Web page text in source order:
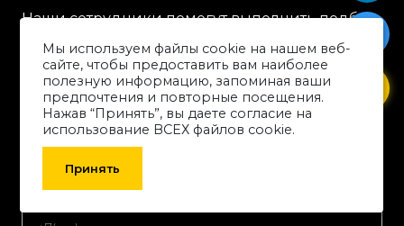
Наши сотрудники помогут выполнить подбор
требований
Мы используем файлы cookie на нашем веб-
сайте, чтобы предоставить вам наиболее
полезную информацию, запоминая ваши
предпочтения и повторные посещения.
Нажав “Принять”, вы даете согласие на
использование ВСЕХ файлов cookie.
Принять